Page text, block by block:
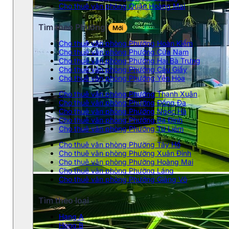
Cho thuê văn phòng Quận Hoàng Mai
Tìm theo Phường Mới
Cho thuê văn phòng Phường Hoàn Kiếm
Cho thuê văn phòng Phường Cửa Nam
Cho thuê văn phòng Phường Hai Bà Trưng
Cho thuê văn phòng Phường Cầu Giấy
Cho thuê văn phòng Phường Yên Hòa
Cho thuê văn phòng Phường Thanh Xuân
Cho thuê văn phòng Phường Đống Đa
Cho thuê văn phòng Phường Ngọc Hà
Cho thuê văn phòng Phường Ba Đình
Cho thuê văn phòng Phường Từ Liêm
Cho thuê văn phòng Phường Tây Hồ
Cho thuê văn phòng Phường Xuân Đỉnh
Cho thuê văn phòng Phường Hoàng Mai
Cho thuê văn phòng Phường Láng
Cho thuê văn phòng Phường Giảng Võ
Tìm theo loại
Hạng A
Hạng B